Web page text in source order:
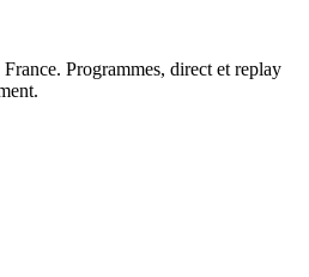
Programmes, direct et replay